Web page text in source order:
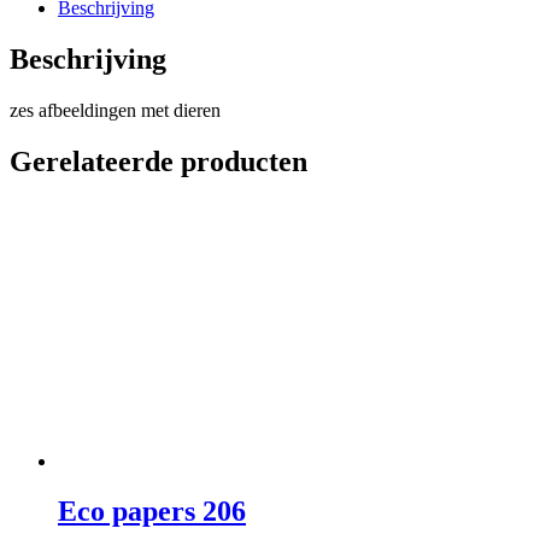
Beschrijving
Beschrijving
zes afbeeldingen met dieren
Gerelateerde producten
Eco papers 206